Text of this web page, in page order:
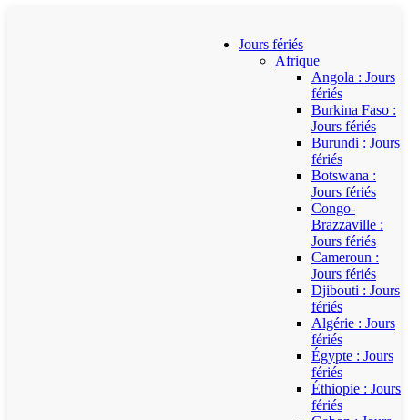
Jours fériés
Afrique
Angola : Jours
fériés
Burkina Faso :
Jours fériés
Burundi : Jours
fériés
Botswana :
Jours fériés
Congo-
Brazzaville :
Jours fériés
Cameroun :
Jours fériés
Djibouti : Jours
fériés
Algérie : Jours
fériés
Égypte : Jours
fériés
Éthiopie : Jours
fériés